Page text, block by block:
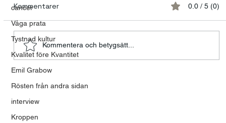
cancer
Våga prata
Tystnad kultur
Kvalitet före Kvantitet
Emil Grabow
Rösten från andra sidan
interview
Kroppen
Talande kvinnor och tystnadens
Kommentarer 0.0 / 5 (0)
Kommentera och betygsätt...